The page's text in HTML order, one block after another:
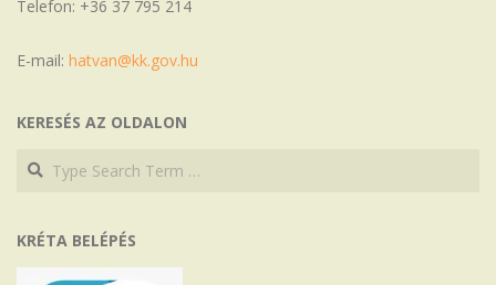
Telefon: +36 37 795 214
E-mail: hatvan@kk.gov.hu
KERESÉS AZ OLDALON
Search
Search
KRÉTA BELÉPÉS